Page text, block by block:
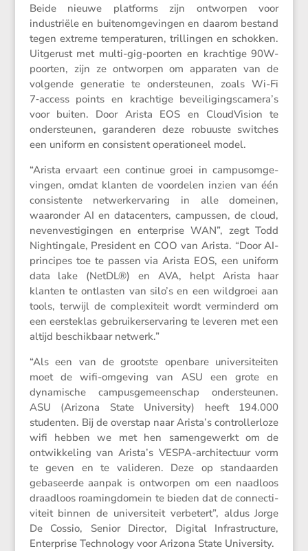
Beide nieuwe platforms zijn ontworpen voor
industriële en buite­nom­ge­vingen en daarom bestand
tegen extreme tempe­ra­turen, trillingen en schokken.
Uitge­rust met multi-gig-poorten en krach­tige 90W-
poorten, zijn ze ontworpen om apparaten van de
volgende generatie te onder­steunen, zoals Wi-Fi
7‑access points en krach­tige beveiligingscamera’s
voor buiten. Door Arista EOS en Cloud­Vi­sion te
onder­steunen, garan­deren deze robuuste switches
een uniform en consis­tent opera­ti­o­neel model.
“Arista ervaart een continue groei in campusom­ge­
vingen, omdat klanten de voordelen inzien van één
consis­tente netwerk­er­va­ring in alle domeinen,
waaronder AI en datacen­ters, campussen, de cloud,
neven­ves­ti­gingen en enter­prise WAN”, zegt Todd
Nightingale, Presi­dent en COO van Arista. “Door AI-
principes toe te passen via Arista EOS, een uniform
data lake (NetDL®) en AVA, helpt Arista haar
klanten te ontlasten van silo’s en een wildgroei aan
tools, terwijl de complexi­teit wordt vermin­derd om
een eerste­klas gebrui­ker­s­er­va­ring te leveren met een
altijd beschik­baar netwerk.”
“Als een van de grootste openbare univer­si­teiten
moet de wifi-omgeving van ASU een grote en
dynami­sche campus­ge­meen­schap onder­steunen.
ASU (Arizona State Univer­sity) heeft 194.000
studenten. Bij de overstap naar Arista’s control­ler­loze
wifi hebben we met hen samen­ge­werkt om de
ontwik­ke­ling van Arista’s VESPA-archi­tec­tuur vorm
te geven en te valideren. Deze op standaarden
gebaseerde aanpak is ontworpen om een naadloos
draad­loos roaming­do­mein te bieden dat de connec­ti­
vi­teit binnen de univer­si­teit verbe­tert”, aldus Jorge
De Cossio, Senior Director, Digital Infra­struc­ture,
Enter­prise Techno­logy voor Arizona State University.